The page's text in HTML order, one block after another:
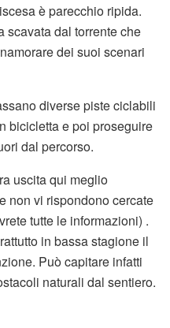
è parecchio ripida.
scavata dal torrente che
dei suoi scenari
diverse piste ciclabili
bicicletta e poi proseguire
dal percorso.
uscita qui meglio
non vi rispondono cercate
tutte le informazioni) .
in bassa stagione il
Può capitare infatti
naturali dal sentiero.